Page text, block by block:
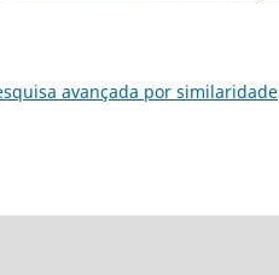
avançada por similaridade